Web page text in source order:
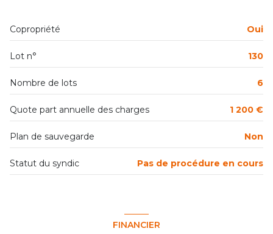
3 étage(s)
cave
balcon
Copropriété Oui
Lot n° 130
Nombre de lots 6
Quote part annuelle des charges 1 200 €
Plan de sauvegarde Non
Statut du syndic Pas de procédure en cours
FINANCIER